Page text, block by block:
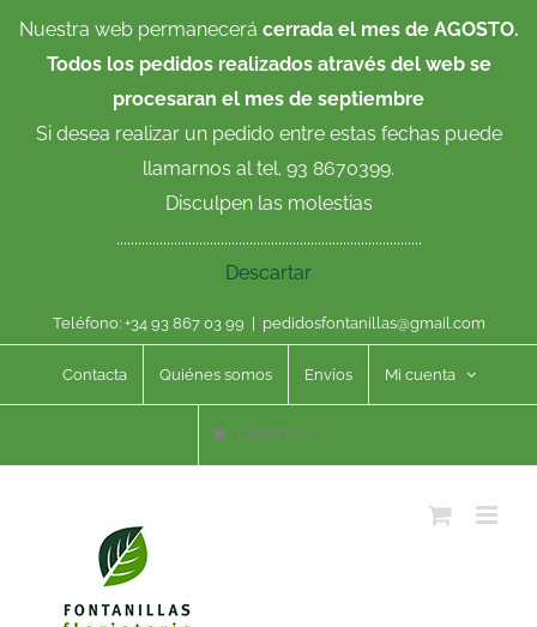
Nuestra web permanecerá cerrada el mes de AGOSTO.
Todos los pedidos realizados através del web se
procesaran el mes de septiembre
Si desea realizar un pedido entre estas fechas puede
llamarnos al tel. 93 8670399.
Disculpen las molestias
.....................................................................................
Descartar
Teléfono: +34 93 867 03 99 pedidosfontanillas@gmail.com
Contacta Quiénes somos Envíos Mi cuenta
CARRITO